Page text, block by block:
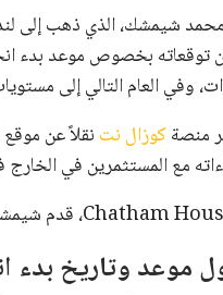
توقعاته بخصوص موعد
وفي العام التالي إلى
منصةكوزال نتنقلاً عن
مع المستثمرين في الخارج
وتاريخ بدء